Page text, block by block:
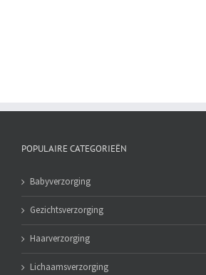
POPULAIRE CATEGORIEËN
Babyverzorging
Gezichtsverzorging
Haarverzorging
Lichaamsverzorging